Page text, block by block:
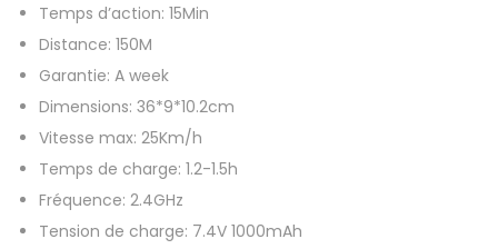
i
e
b
a
t
e
a
u
Temps d’action: 15Min
Distance: 150M
Garantie: A week
Dimensions: 36*9*10.2cm
Vitesse max: 25Km/h
Temps de charge: 1.2-1.5h
Fréquence: 2.4GHz
Tension de charge: 7.4V 1000mAh